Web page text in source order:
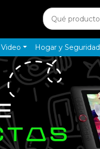
Hogar y Seguridad